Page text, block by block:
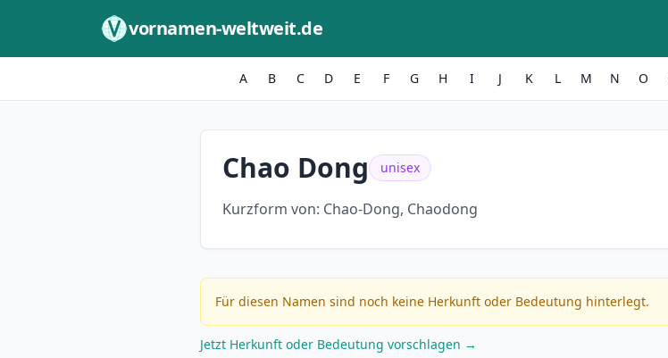
vornamen-weltweit.de
A B C D E F G H I J K L M N O
Chao Dong unisex
Kurzform von: Chao-Dong, Chaodong
Für diesen Namen sind noch keine Herkunft oder Bedeutung hinterlegt.
Jetzt Herkunft oder Bedeutung vorschlagen →